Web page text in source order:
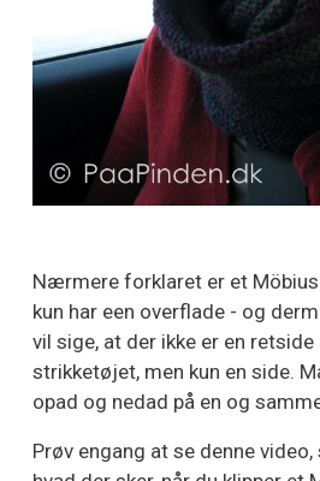
Nærmere forklaret er et
kun har een overflade - og
vil sige, at der ikke er en
strikketøjet, men kun en side.
opad og nedad på en og
Prøv engang at se denne